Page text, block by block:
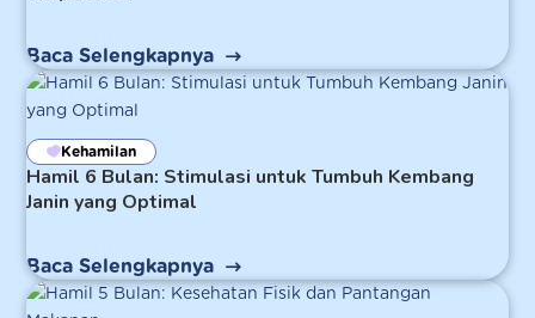
Baca Selengkapnya
Hamil 6 Bulan: Stimulasi untuk Tumbuh Kembang
Janin yang Optimal
Kehamilan
Baca Selengkapnya